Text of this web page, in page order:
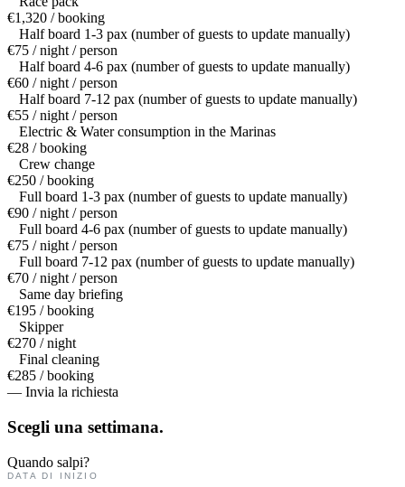
€1,320 / booking
Half board 1-3 pax (number of guests to update manually)
€75 / night / person
Half board 4-6 pax (number of guests to update manually)
€60 / night / person
Half board 7-12 pax (number of guests to update manually)
€55 / night / person
Electric & Water consumption in the Marinas
€28 / booking
Crew change
€250 / booking
Full board 1-3 pax (number of guests to update manually)
€90 / night / person
Full board 4-6 pax (number of guests to update manually)
€75 / night / person
Full board 7-12 pax (number of guests to update manually)
€70 / night / person
Same day briefing
€195 / booking
Skipper
€270 / night
Final cleaning
€285 / booking
— Invia la richiesta
Scegli una settimana.
Quando salpi?
DATA DI INIZIO